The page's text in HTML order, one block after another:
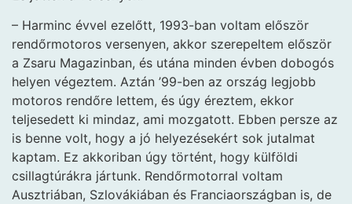
– Harminc évvel ezelőtt, 1993-ban voltam először
rendőrmotoros versenyen, akkor szerepeltem először
a Zsaru Magazinban, és utána minden évben dobogós
helyen végeztem. Aztán ’99-ben az ország legjobb
motoros rendőre lettem, és úgy éreztem, ekkor
teljesedett ki mindaz, ami mozgatott. Ebben persze az
is benne volt, hogy a jó helyezésekért sok jutalmat
kaptam. Ez akkoriban úgy történt, hogy külföldi
csillagtúrákra jártunk. Rendőrmotorral voltam
Ausztriában, Szlovákiában és Franciaországban is, de